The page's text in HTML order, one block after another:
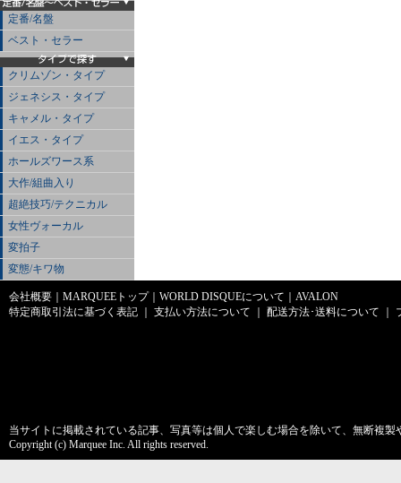
定番/名盤
ベスト・セラー
クリムゾン・タイプ
ジェネシス・タイプ
キャメル・タイプ
イエス・タイプ
ホールズワース系
大作/組曲入り
超絶技巧/テクニカル
女性ヴォーカル
変拍子
変態/キワ物
会社概要 MARQUEEトップ｜ WORLD DISQUEについて
AVALON
特定商取引法に基づく表記
支払い方法について 配送方法･送料について
当サイトに掲載されている記事、写真等は個人で楽しむ場合を除いて、無断複
Copyright (c) Marquee Inc. All rights reserved.